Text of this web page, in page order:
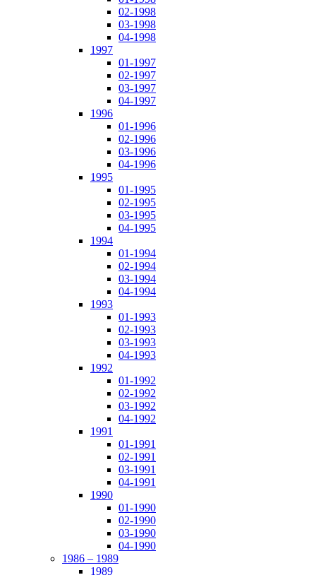
02-1998
03-1998
04-1998
1997
01-1997
02-1997
03-1997
04-1997
1996
01-1996
02-1996
03-1996
04-1996
1995
01-1995
02-1995
03-1995
04-1995
1994
01-1994
02-1994
03-1994
04-1994
1993
01-1993
02-1993
03-1993
04-1993
1992
01-1992
02-1992
03-1992
04-1992
1991
01-1991
02-1991
03-1991
04-1991
1990
01-1990
02-1990
03-1990
04-1990
1986 – 1989
1989